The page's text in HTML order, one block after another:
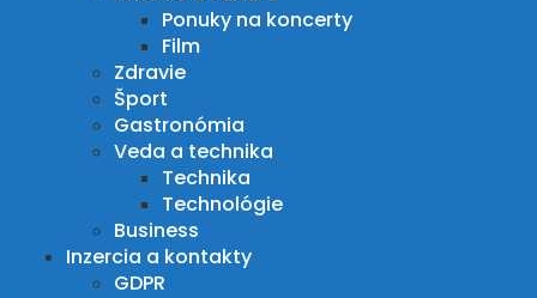
Ponuky na koncerty
Film
Zdravie
Šport
Gastronómia
Veda a technika
Technika
Technológie
Business
Inzercia a kontakty
GDPR